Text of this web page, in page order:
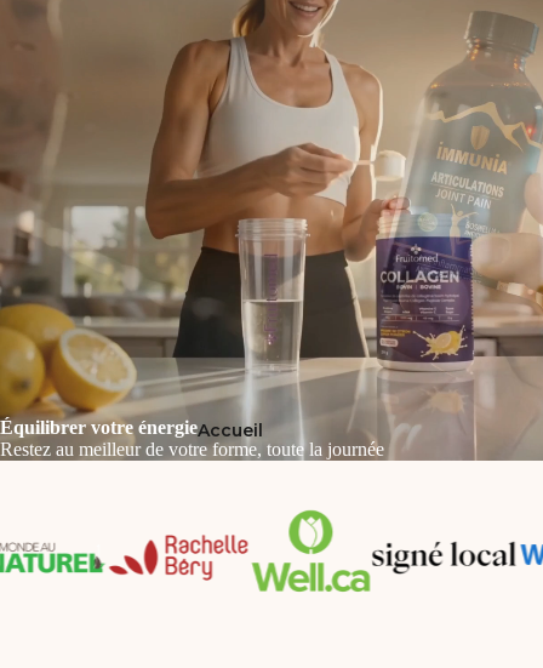
Accueil
Équilibrer votre énergie
Restez au meilleur de votre forme, toute la journée